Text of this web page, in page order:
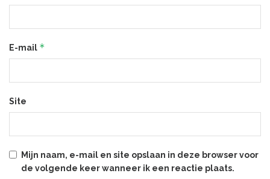
E-mail *
Site
Mijn naam, e-mail en site opslaan in deze browser voor
de volgende keer wanneer ik een reactie plaats.